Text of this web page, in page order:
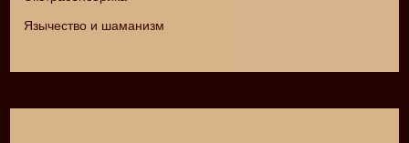
Язычество и шаманизм